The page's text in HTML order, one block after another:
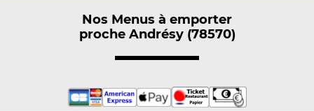
Nos Menus à emporter
proche Andrésy (78570)